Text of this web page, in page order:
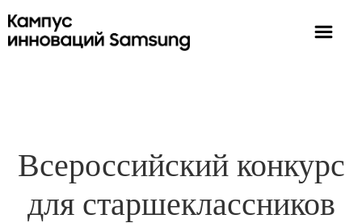
Всероссийский конкурс
для старшеклассников